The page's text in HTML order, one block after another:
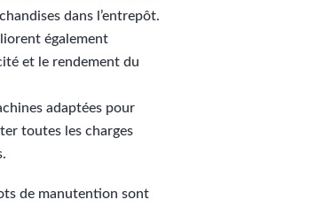
dans l’entrepôt.
également
et le rendement du
adaptées pour
toutes les charges
de manutention sont